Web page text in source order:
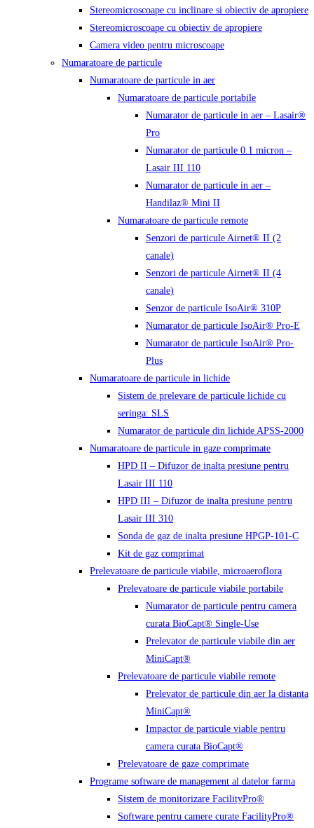
Stereomicroscoape cu inclinare si obiectiv de apropiere
Stereomicroscoape cu obiectiv de apropiere
Camera video pentru microscoape
Numaratoare de particule
Numaratoare de particule in aer
Numaratoare de particule portabile
Numarator de particule in aer – Lasair®
Pro
Numarator de particule 0.1 micron –
Lasair III 110
Numarator de particule in aer –
Handilaz® Mini II
Numaratoare de particule remote
Senzori de particule Airnet® II (2
canale)
Senzori de particule Airnet® II (4
canale)
Senzor de particule IsoAir® 310P
Numarator de particule IsoAir® Pro-E
Numarator de particule IsoAir® Pro-
Plus
Numaratoare de particule in lichide
Sistem de prelevare de particule lichide cu
seringa: SLS
Numarator de particule din lichide APSS-2000
Numaratoare de particule in gaze comprimate
HPD II – Difuzor de inalta presiune pentru
Lasair III 110
HPD III – Difuzor de inalta presiune pentru
Lasair III 310
Sonda de gaz de inalta presiune HPGP-101-C
Kit de gaz comprimat
Prelevatoare de particule viabile, microaeroflora
Prelevatoare de particule viabile portabile
Numarator de particule pentru camera
curata BioCapt® Single-Use
Prelevator de particule viabile din aer
MiniCapt®
Prelevatoare de particule viabile remote
Prelevator de particule din aer la distanta
MiniCapt®
Impactor de particule viable pentru
camera curata BioCapt®
Prelevatoare de gaze comprimate
Programe software de management al datelor farma
Sistem de monitorizare FacilityPro®
Software pentru camere curate FacilityPro®